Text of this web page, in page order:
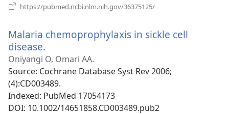
https://pubmed.ncbi.nlm.nih.gov/36375125/
вікні)
Malaria chemoprophylaxis in sickle cell
disease.
у
новому
вікні)
Oniyangi O, Omari AA.
Source‎: Cochrane Database Syst Rev 2006;
(4):CD003489.
Indexed‎: PubMed 17054173
DOI‎: 10.1002/14651858.CD003489.pub2